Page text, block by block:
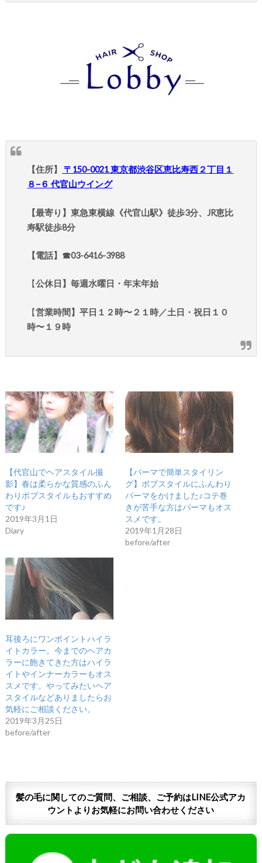
【住所】
〒150-0021 東京都渋谷区恵比寿西２丁目１
８−６ 代官山ウイング
【最寄り】東急東横線《代官山駅》徒歩3分、JR恵比
寿駅徒歩8分
【電話】☎︎03-6416-3988
【公休日】毎週水曜日・年末年始
【営業時間】平日１２時〜２１時／土日・祝日１０
時〜１９時
【代官山でヘアスタイル撮
影】春は柔らかな質感のふん
わりボブスタイルもおすすめ
です♪
2019年3月1日
Diary
【パーマで簡単スタイリン
グ】ボブスタイルにふんわり
パーマをかけました♪コテ巻
きが苦手な方はパーマもオス
スメです。
2019年1月28日
before/after
耳後ろにワンポイントハイラ
イトカラー。今までのヘアカ
ラーに飽きてきた方はハイラ
イトやインナーカラーもオス
スメです。やってみたいヘア
スタイルなどありましたらお
気軽にご相談ください。
2019年3月25日
before/after
髪の毛に関してのご質問、ご相談、ご予約はLINE公式アカ
ウントよりお気軽にお問い合わせください